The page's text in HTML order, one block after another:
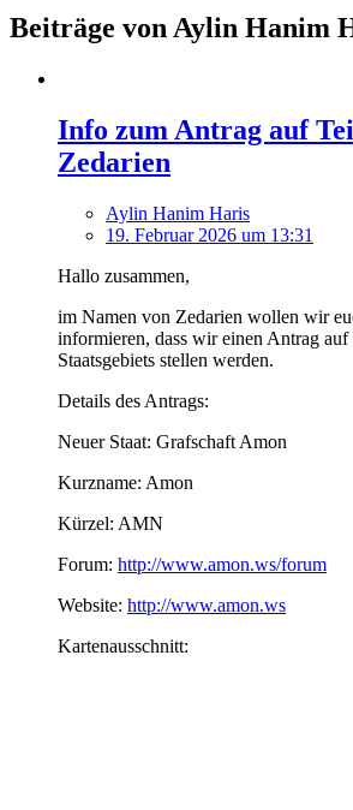
Beiträge von Aylin Hanim
Info zum Antrag auf
Zedarien
Aylin Hanim Haris
19. Februar 2026 um 13:31
Hallo zusammen,
im Namen von Zedarien wollen wir
informieren, dass wir einen Antrag auf
Staatsgebiets stellen werden.
Details des Antrags:
Neuer Staat: Grafschaft Amon
Kurzname: Amon
Kürzel: AMN
Forum: http://www.amon.ws/forum
Website: http://www.amon.ws
Kartenausschnitt: